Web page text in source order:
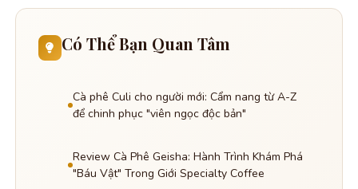
Có Thể Bạn Quan Tâm
Cà phê Culi cho người mới: Cẩm nang từ A-Z
để chinh phục "viên ngọc độc bản"
Review Cà Phê Geisha: Hành Trình Khám Phá
"Báu Vật" Trong Giới Specialty Coffee